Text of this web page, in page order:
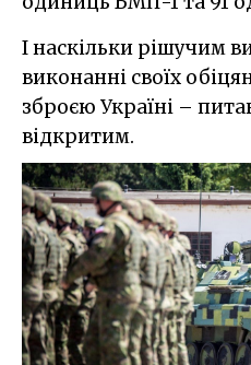
І наскільки рішучим
виконанні своїх
зброєю Україні –
відкритим.